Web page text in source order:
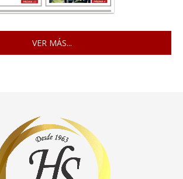
VER MÁS...